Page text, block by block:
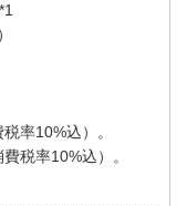
率10%込）。
税率10%込）。